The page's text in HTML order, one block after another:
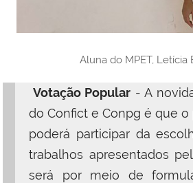
Aluna do MPET, Letícia
Votação Popular - A
do Confict e Conpg é que
poderá participar da
trabalhos apresentados
será por meio de